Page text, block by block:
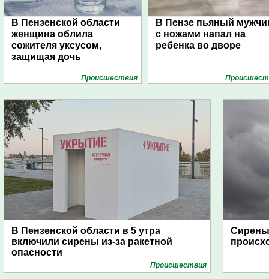
В Пензенской области
женщина облила
сожителя уксусом,
защищая дочь
Проиcшествия
В Пензе пьяный
с ножами напал на
ребенка во дворе
В Пензенской области в 5 утра
включили сирены из-за ракетной
опасности
Проиcшествия
Сирены